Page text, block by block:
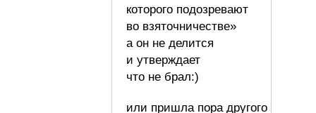
которого подозревают
во взяточничестве»
а он не делится
и утверждает
что не брал:)
или пришла пора другого